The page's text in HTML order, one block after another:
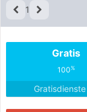
1
Gratis
100%
Gratisdienste